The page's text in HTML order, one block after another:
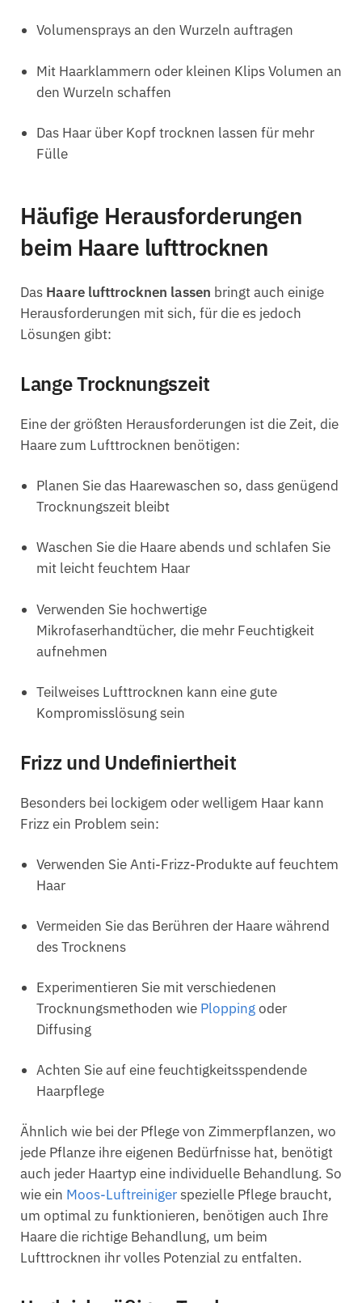
Volumensprays an den Wurzeln auftragen
Mit Haarklammern oder kleinen Klips Volumen an
den Wurzeln schaffen
Das Haar über Kopf trocknen lassen für mehr
Fülle
Häufige Herausforderungen
beim Haare lufttrocknen
Das Haare lufttrocknen lassen bringt auch einige
Herausforderungen mit sich, für die es jedoch
Lösungen gibt:
Lange Trocknungszeit
Eine der größten Herausforderungen ist die Zeit, die
Haare zum Lufttrocknen benötigen:
Planen Sie das Haarewaschen so, dass genügend
Trocknungszeit bleibt
Waschen Sie die Haare abends und schlafen Sie
mit leicht feuchtem Haar
Verwenden Sie hochwertige
Mikrofaserhandtücher, die mehr Feuchtigkeit
aufnehmen
Teilweises Lufttrocknen kann eine gute
Kompromisslösung sein
Frizz und Undefiniertheit
Besonders bei lockigem oder welligem Haar kann
Frizz ein Problem sein:
Verwenden Sie Anti-Frizz-Produkte auf feuchtem
Haar
Vermeiden Sie das Berühren der Haare während
des Trocknens
Experimentieren Sie mit verschiedenen
Trocknungsmethoden wie Ploppingoder
Diffusing
Achten Sie auf eine feuchtigkeitsspendende
Haarpflege
Ähnlich wie bei der Pflege von Zimmerpflanzen, wo
jede Pflanze ihre eigenen Bedürfnisse hat, benötigt
auch jeder Haartyp eine individuelle Behandlung. So
wie ein Moos-Luftreinigerspezielle Pflege braucht,
um optimal zu funktionieren, benötigen auch Ihre
Haare die richtige Behandlung, um beim
Lufttrocknen ihr volles Potenzial zu entfalten.